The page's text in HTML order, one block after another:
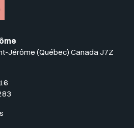
Jérôme (Québec) Canada J7Z